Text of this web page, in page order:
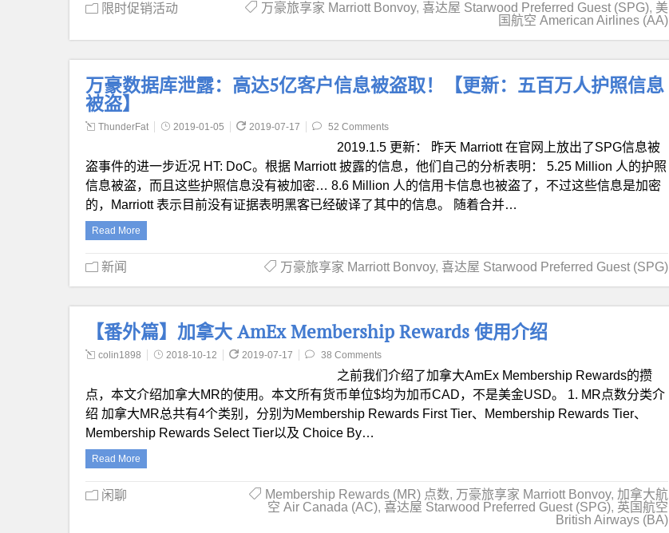
限时促销活动 万豪旅享家 Marriott Bonvoy, 喜达屋 Starwood Preferred Guest (SPG), 美
国航空 American Airlines (AA)
万豪数据库泄露：高达5亿客户信息被盗取！【更新：五百万人护照信息
被盗】
ThunderFat 2019-01-05 2019-07-17 52 Comments
2019.1.5 更新： 昨天 Marriott 在官网上放出了SPG信息被
盗事件的进一步近况 HT: DoC。根据 Marriott 披露的信息，他们自己的分析表明： 5.25 Million 人的护照
信息被盗，而且这些护照信息没有被加密… 8.6 Million 人的信用卡信息也被盗了，不过这些信息是加密
的，Marriott 表示目前没有证据表明黑客已经破译了其中的信息。 随着合并…
Read More
新闻 万豪旅享家 Marriott Bonvoy, 喜达屋 Starwood Preferred Guest (SPG)
【番外篇】加拿大 AmEx Membership Rewards 使用介绍
colin1898 2018-10-12 2019-07-17 38 Comments
之前我们介绍了加拿大AmEx Membership Rewards的攒
点，本文介绍加拿大MR的使用。本文所有货币单位$均为加币CAD，不是美金USD。 1. MR点数分类介
绍 加拿大MR总共有4个类别，分别为Membership Rewards First Tier、Membership Rewards Tier、
Membership Rewards Select Tier以及 Choice By…
Read More
闲聊 Membership Rewards (MR) 点数, 万豪旅享家 Marriott Bonvoy, 加拿大航
空 Air Canada (AC), 喜达屋 Starwood Preferred Guest (SPG), 英国航空
British Airways (BA)